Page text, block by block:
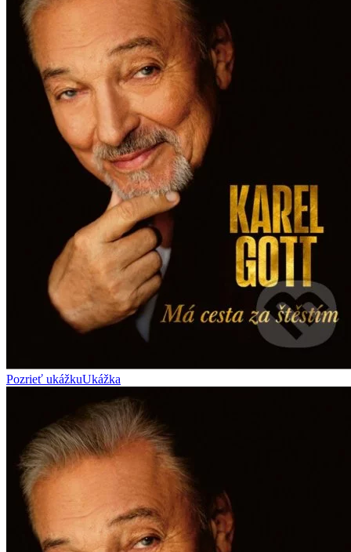
Pozrieť ukážkuUkážka